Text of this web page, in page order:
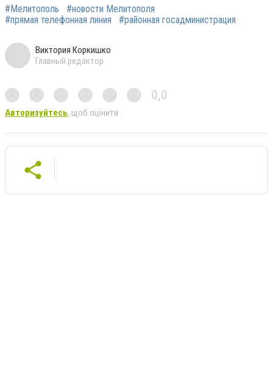
#Мелитополь
#новости Мелитополя
#прямая телефонная линия
#районная госадминистрация
Виктория Коркишко
Главный редактор
0,0
Авторизуйтесь, щоб оцінити